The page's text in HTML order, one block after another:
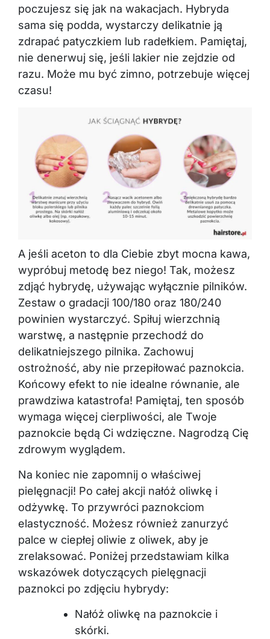
poczujesz się jak na wakacjach. Hybryda
sama się podda, wystarczy delikatnie ją
zdrapać patyczkiem lub radełkiem. Pamiętaj,
nie denerwuj się, jeśli lakier nie zejdzie od
razu. Może mu być zimno, potrzebuje więcej
czasu!
A jeśli aceton to dla Ciebie zbyt mocna kawa,
wypróbuj metodę bez niego! Tak, możesz
zdjąć hybrydę, używając wyłącznie pilników.
Zestaw o gradacji 100/180 oraz 180/240
powinien wystarczyć. Spiłuj wierzchnią
warstwę, a następnie przechodź do
delikatniejszego pilnika. Zachowuj
ostrożność, aby nie przepiłować paznokcia.
Końcowy efekt to nie idealne równanie, ale
prawdziwa katastrofa! Pamiętaj, ten sposób
wymaga więcej cierpliwości, ale Twoje
paznokcie będą Ci wdzięczne. Nagrodzą Cię
zdrowym wyglądem.
Na koniec nie zapomnij o właściwej
pielęgnacji! Po całej akcji nałóż oliwkę i
odżywkę. To przywróci paznokciom
elastyczność. Możesz również zanurzyć
palce w ciepłej oliwie z oliwek, aby je
zrelaksować. Poniżej przedstawiam kilka
wskazówek dotyczących pielęgnacji
paznokci po zdjęciu hybrydy:
Nałóż oliwkę na paznokcie i
skórki.